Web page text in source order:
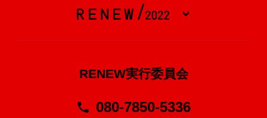
RENEW実行委員会
080-7850-5336